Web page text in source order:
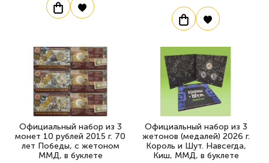
Официальный набор из 3
монет 10 рублей 2015 г. 70
лет Победы, c жетоном
ММД, в буклете
Официальный набор из 3
жетонов (медалей) 2026 г.
Король и Шут. Навсегда,
Киш, ММД, в буклете